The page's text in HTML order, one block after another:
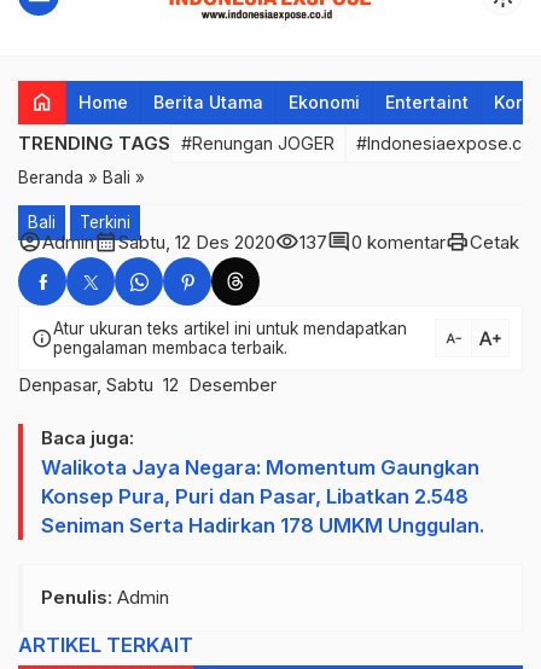
home Home Berita Utama Ekonomi Entertaint
TRENDING TAGS #Renungan JOGER
Beranda » Bali »
Bali Terkini
account_circleAdmincalendar_monthSabtu, 12 Des 2020visibility137comment0 komentarprintCetak
infoAtur ukuran teks artikel ini untuk mendapatkan
pengalaman membaca terbaik.
text_decrease text_increase
Denpasar, Sabtu 12 Desember
Baca juga:
Walikota Jaya Negara: Momentum Gaungkan
Konsep Pura, Puri dan Pasar, Libatkan 2.548
Seniman Serta Hadirkan 178 UMKM Unggulan.
Penulis: Admin
ARTIKEL TERKAIT